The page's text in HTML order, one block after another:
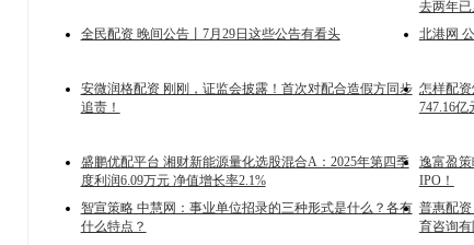
去两年已
全民配资 晚间公告丨7月29日这些公告有看头
北港网
安微润格配资 刚刚，证监会披露！首次对配合造假方同步
追责！
怎样配
747.16亿
盛鹏优配平台 湘财新能源量化选股混合A：2025年第四季
度利润6.09万元 净值增长率2.1%
逸富盈
IPO！
智宣策略 中慧网：事业单位招录的三种形式是什么？各有
什么特点？
普惠配
育咨询有